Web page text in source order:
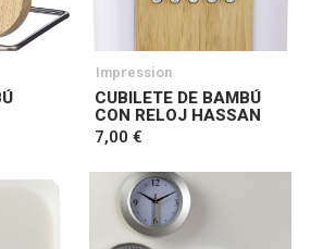
Impression
CUBILETE DE BAMBÚ
CON RELOJ HASSAN
7,00 €